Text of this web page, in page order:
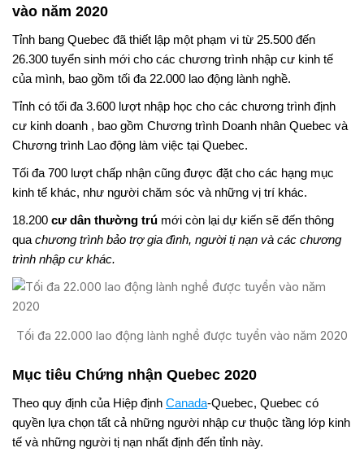
vào năm 2020
Tỉnh bang Quebec đã thiết lập một phạm vi từ 25.500 đến
26.300 tuyển sinh mới cho các chương trình nhập cư kinh tế
của mình, bao gồm tối đa 22.000 lao động lành nghề.
Tỉnh có tối đa 3.600 lượt nhập học cho các chương trình định
cư kinh doanh , bao gồm Chương trình Doanh nhân Quebec và
Chương trình Lao động làm việc tại Quebec.
Tối đa 700 lượt chấp nhận cũng được đặt cho các hạng mục
kinh tế khác, như người chăm sóc và những vị trí khác.
18.200 cư dân thường trú mới còn lại dự kiến ​​sẽ đến thông
qua chương trình bảo trợ gia đình, người tị nạn và các chương
trình nhập cư khác.
Tối đa 22.000 lao động lành nghề được tuyển vào năm 2020
Mục tiêu Chứng nhận Quebec 2020
Theo quy định của Hiệp định Canada-Quebec, Quebec có
quyền lựa chọn tất cả những người nhập cư thuộc tầng lớp kinh
tế và những người tị nạn nhất định đến tỉnh này.